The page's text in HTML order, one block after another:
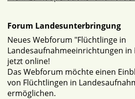
Forum Landesunterbringung
Neues Webforum "Flüchtlinge in
Landesaufnahmeeinrichtungen in
jetzt online!
Das Webforum möchte einen
von Flüchtlingen in
ermöglichen.